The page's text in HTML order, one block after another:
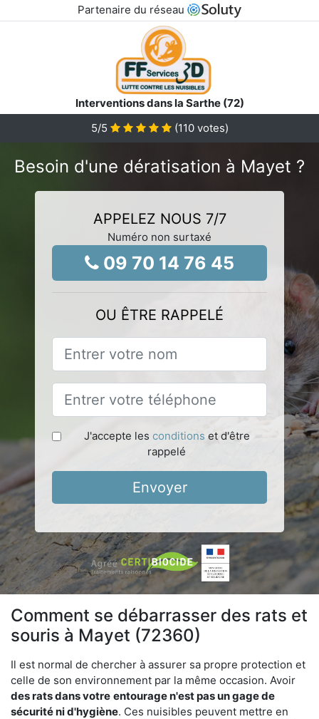
Partenaire du réseau
Interventions dans la Sarthe (72)
5/5 (110votes)
Besoin d'une dératisation à Mayet ?
APPELEZ NOUS 7/7
Numéro non surtaxé
09 70 14 76 45
OU ÊTRE RAPPELÉ
J'accepte les conditions et d'être
rappelé
Envoyer
Comment se débarrasser des rats et
souris à Mayet (72360)
Il est normal de chercher à assurer sa propre protection et
celle de son environnement par la même occasion. Avoir
des rats dans votre entourage n'est pas un gage de
sécurité ni d'hygiène. Ces nuisibles peuvent mettre en